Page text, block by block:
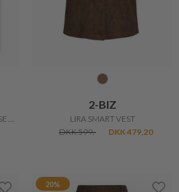
CINA CHARMANT SKJORTEBLUSE MED BLONDE
2-BIZ
LIRA SMART VEST
DKK 599,-
DKK 479,20
20%